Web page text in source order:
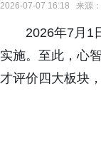
2026-07-07 16:18 来源：
2026年7月1
实施。至此，心
才评价四大板块